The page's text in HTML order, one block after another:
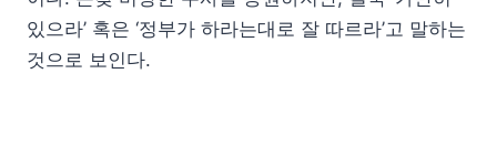
있으라’ 혹은 ‘정부가 하라는대로 잘 따르라’고 말하는
것으로 보인다.